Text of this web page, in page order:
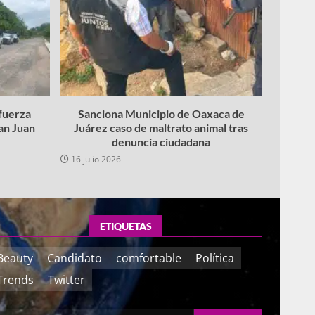
Juan
Sanciona Municipio de Oaxaca de
Juárez caso de maltrato animal tras
denuncia ciudadana
16 julio 2026
ETIQUETAS
Candidato comfortable
Política
Twitter